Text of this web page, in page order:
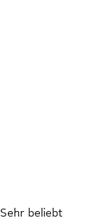
Sehr beliebt